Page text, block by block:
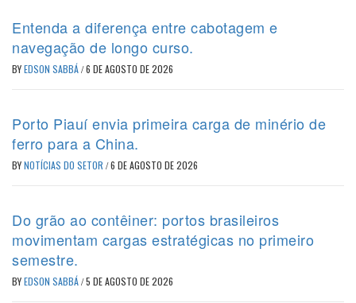
Entenda a diferença entre cabotagem e
navegação de longo curso.
BYEDSON SABBÁ/6 DE AGOSTO DE 2026
Porto Piauí envia primeira carga de minério de
ferro para a China.
BYNOTÍCIAS DO SETOR /6 DE AGOSTO DE 2026
Do grão ao contêiner: portos brasileiros
movimentam cargas estratégicas no primeiro
semestre.
BYEDSON SABBÁ/5 DE AGOSTO DE 2026